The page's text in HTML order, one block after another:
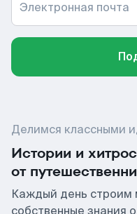
Электронная почта
Делимся классными
Истории и
от
Каждый день строим
собственные знания